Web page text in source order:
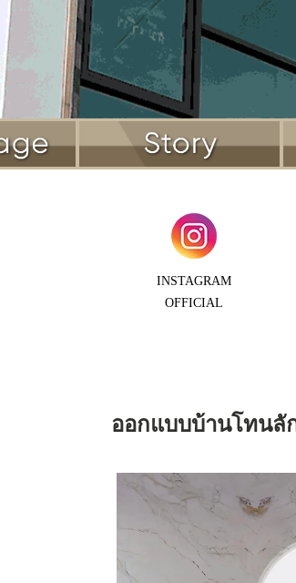
INSTAGRAM
OFFICIAL
ออกแบบบ้านโทนลั